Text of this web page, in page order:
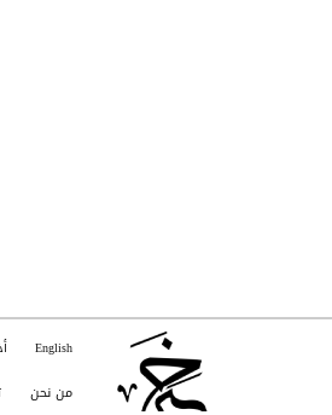
English
من نحن